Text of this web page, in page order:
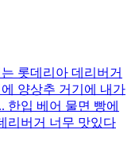
롯데리아 데리버거
양상추 거기에 내가
한입 베어 물면 빵에
리버거 너무 맛있다